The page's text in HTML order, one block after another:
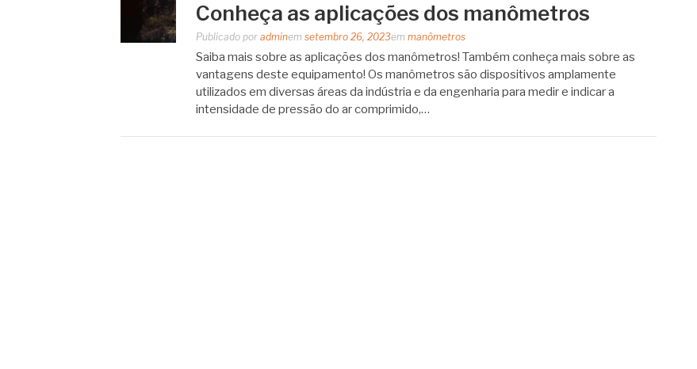
Conheça as aplicações dos manômetros
Publicado por adminem setembro 26, 2023em manômetros
Saiba mais sobre as aplicações dos manômetros! Também conheça mais sobre as
vantagens deste equipamento! Os manômetros são dispositivos amplamente
utilizados em diversas áreas da indústria e da engenharia para medir e indicar a
intensidade de pressão do ar comprimido,…